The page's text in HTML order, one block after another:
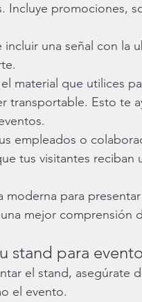
Incluye promociones,
una señal con la
material que utilices
transportable. Esto te
empleados o
tus visitantes reciban
moderna para
mejor comprensión
stand para
el stand, asegúrate
el evento.